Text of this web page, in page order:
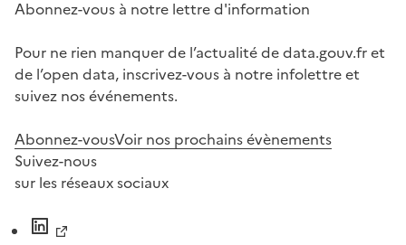
Abonnez-vous à notre lettre d'information
Pour ne rien manquer de l’actualité de data.gouv.fr et
de l’open data, inscrivez-vous à notre infolettre et
suivez nos événements.
Abonnez-vousVoir nos prochains évènements
Suivez-nous
sur les réseaux sociaux